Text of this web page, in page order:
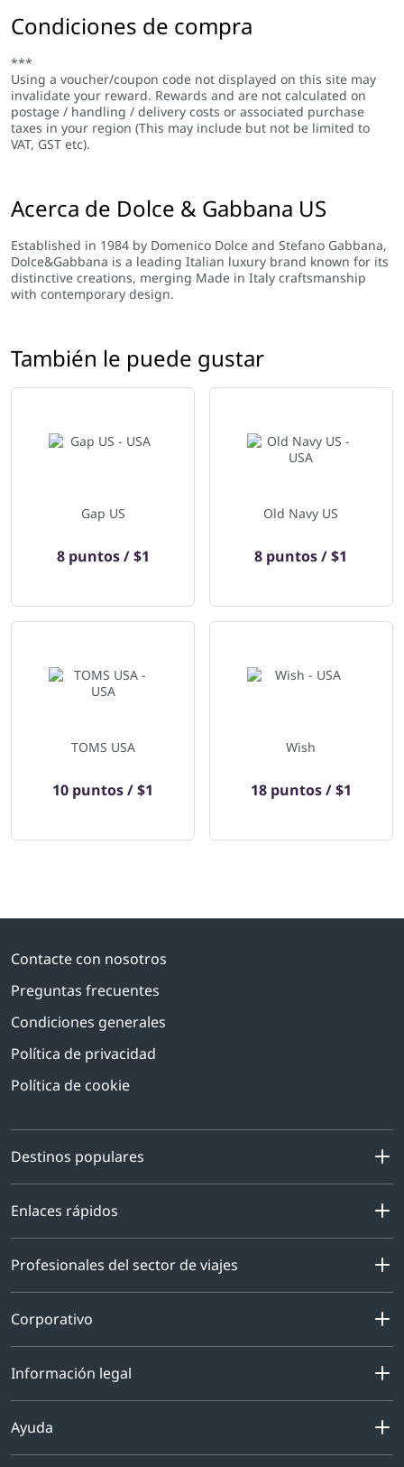
Condiciones de compra
***
Using a voucher/coupon code not displayed on this site may
invalidate your reward. Rewards and are not calculated on
postage / handling / delivery costs or associated purchase
taxes in your region (This may include but not be limited to
VAT, GST etc).
Acerca de Dolce & Gabbana US
Established in 1984 by Domenico Dolce and Stefano Gabbana,
Dolce&Gabbana is a leading Italian luxury brand known for its
distinctive creations, merging Made in Italy craftsmanship
with contemporary design.
También le puede gustar
Gap US
8 puntos / $1
Old Navy US
8 puntos / $1
TOMS USA
10 puntos / $1
Wish
18 puntos / $1
Contacte con nosotros
Preguntas frecuentes
Condiciones generales
Política de privacidad
Política de cookie
Destinos populares
Enlaces rápidos
Profesionales del sector de viajes
Corporativo
Información legal
Ayuda